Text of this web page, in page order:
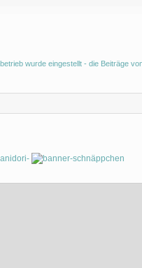
wurde eingestellt - die Beiträge